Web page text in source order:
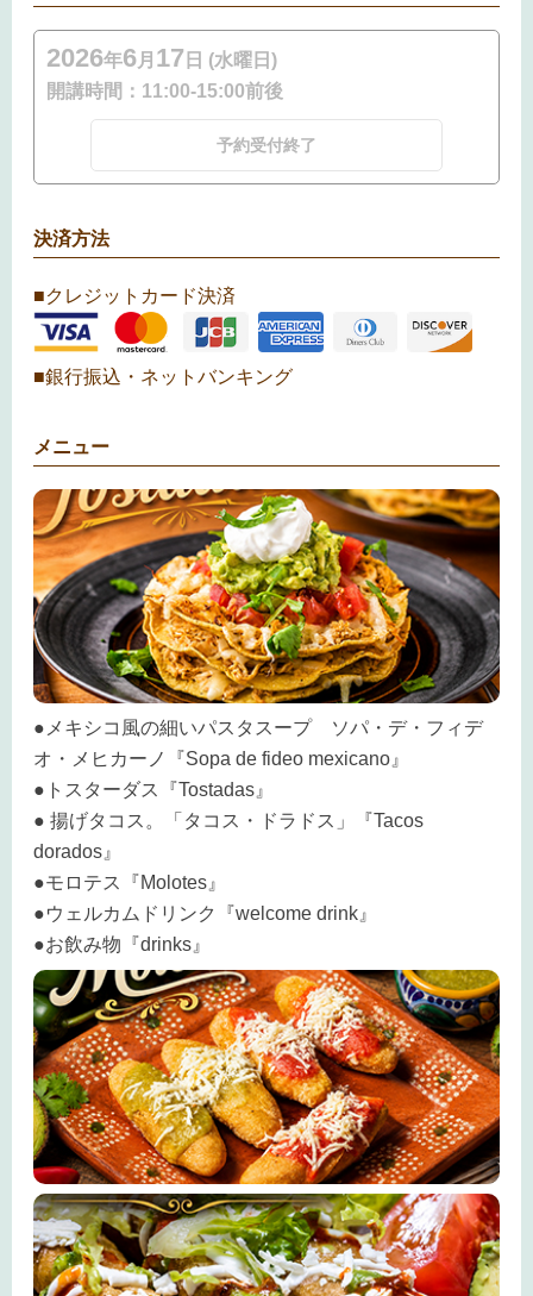
2026年6月 17 日 (水曜日)
開講時間： 11:00-15:00前後
予約受付終了
決済方法
■クレジットカード決済
■銀行振込・ネットバンキング
メニュー
●メキシコ風の細いパスタスープ ソパ・デ・フィデ
オ・メヒカーノ『Sopa de fideo mexicano』
●トスターダス『Tostadas』
● 揚げタコス。「タコス・ドラドス」『Tacos
dorados』
●モロテス『Molotes』
●ウェルカムドリンク『welcome drink』
●お飲み物『drinks』